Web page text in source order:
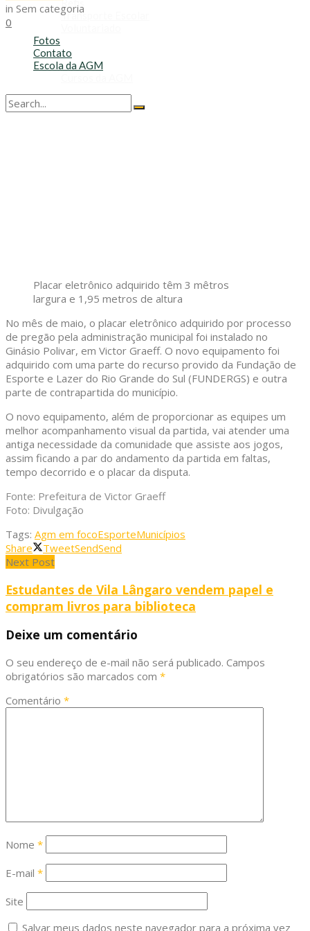
Refis
Transporte Escolar
Fotos
Contato
Escola da AGM
in Sem categoria
0
Placar eletrônico adquirido têm 3 mêtros
largura e 1,95 metros de altura
No mês de maio, o placar eletrônico adquirido por processo
de pregão pela administração municipal foi instalado no
Ginásio Polivar, em Victor Graeff. O novo equipamento foi
adquirido com uma parte do recurso provido da Fundação de
Esporte e Lazer do Rio Grande do Sul (FUNDERGS) e outra
parte de contrapartida do município.
O novo equipamento, além de proporcionar as equipes um
melhor acompanhamento visual da partida, vai atender uma
antiga necessidade da comunidade que assiste aos jogos,
assim ficando a par do andamento da partida em faltas,
tempo decorrido e o placar da disputa.
Fonte: Prefeitura de Victor Graeff
Foto: Divulgação
Tags: Agm em focoEsporteMunicípios
Share
TweetSendSend
Next Post
Estudantes de Vila Lângaro vendem papel e
compram livros para biblioteca
Deixe um comentário
O seu endereço de e-mail não será publicado. Campos
obrigatórios são marcados com *
Comentário *
Nome *
E-mail *
Site
Salvar meus dados neste navegador para a próxima vez